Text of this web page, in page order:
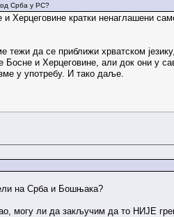
Срба у РС?
Херцеговине кратки ненаглашени
да се приближи хрватском
Босне и Херцеговине, али док они у
у употребу. И тако даље.
на Срба и Бошњака?
могу ли да закључим да то НИЈЕ